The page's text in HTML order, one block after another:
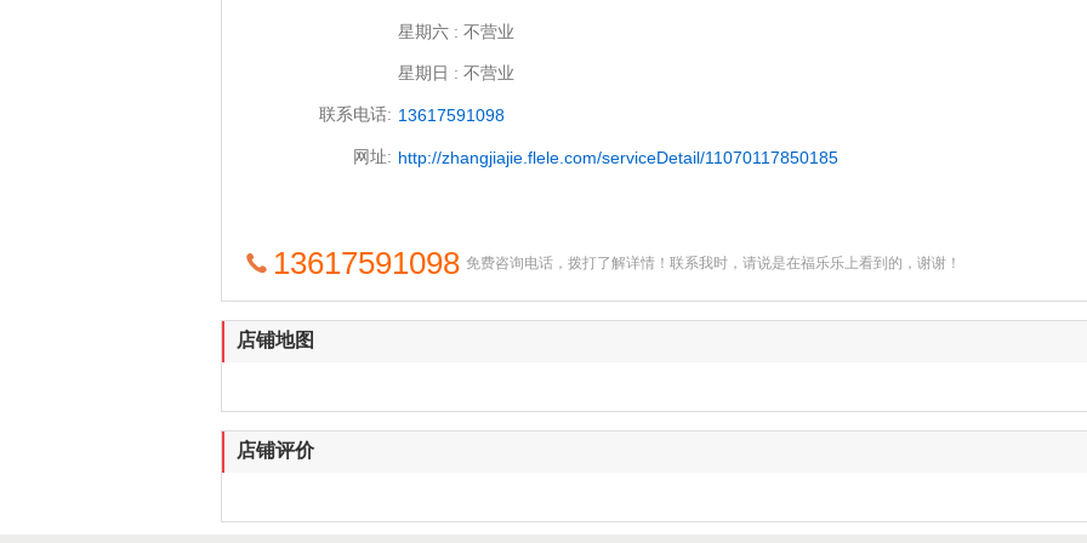
星期六 : 不营业
星期日 : 不营业
联系电话: 13617591098
网址: http://zhangjiajie.flele.com/serviceDetail/11070117850185
13617591098 免费咨询电话，拨打了解详情！联系我时，请说是在福乐乐上看到的，谢谢！
店铺地图
店铺评价